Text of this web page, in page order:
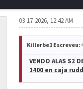
03-17-2026, 12:42 AM
Killerbe1 Escreveu:
VENDO ALAS S2
1400 en caja rudd